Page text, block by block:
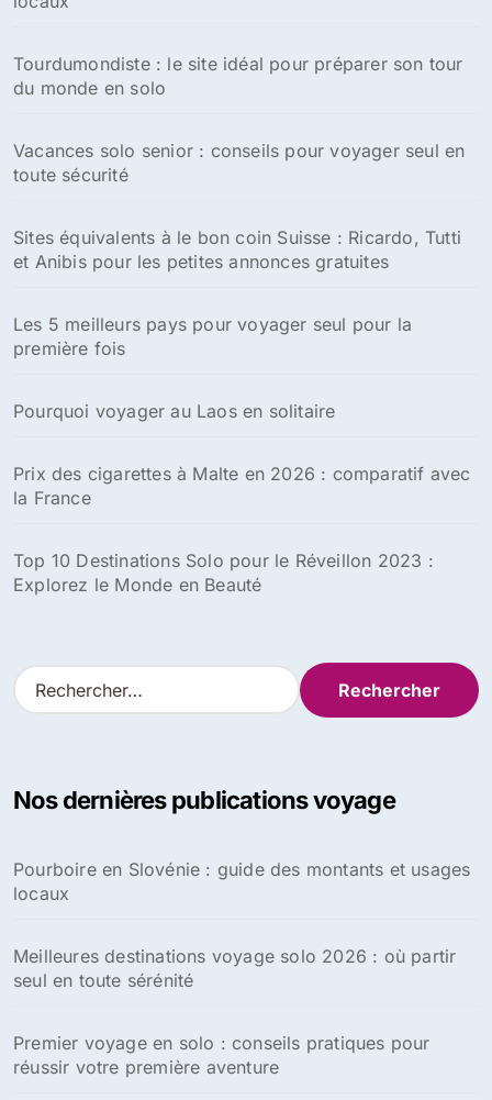
Tourdumondiste : le site idéal pour préparer son tour
du monde en solo
Vacances solo senior : conseils pour voyager seul en
toute sécurité
Sites équivalents à le bon coin Suisse : Ricardo, Tutti
et Anibis pour les petites annonces gratuites
Les 5 meilleurs pays pour voyager seul pour la
première fois
Pourquoi voyager au Laos en solitaire
Prix des cigarettes à Malte en 2026 : comparatif avec
la France
Top 10 Destinations Solo pour le Réveillon 2023 :
Explorez le Monde en Beauté
R
e
r
e
r
Nos dernières publications voyage
Pourboire en Slovénie : guide des montants et usages
locaux
Meilleures destinations voyage solo 2026 : où partir
seul en toute sérénité
Premier voyage en solo : conseils pratiques pour
réussir votre première aventure